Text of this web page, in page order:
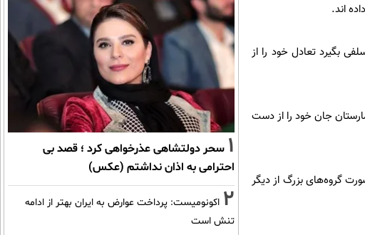
اند.
بگیرد تعادل خود را از
جان خود را از دست
گروه‌های بزرگ از دیگر
1 سحر دولتشاهی عذرخواهی کرد ؛ قصد بی
احترامی به اذان نداشتم (عکس)
2 اکونومیست: پرداخت عوارض به ایران بهتر از ادامه
تنش است